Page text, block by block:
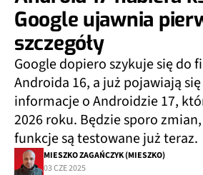
Google ujawnia
szczegóły
Google dopiero szykuje się do
Androida 16, a już pojawiają
informacje o Androidzie 17,
2026 roku. Będzie sporo
funkcje są testowane już teraz.
MIESZKO ZAGAŃCZYK (MIESZKO)
03 CZE 2025